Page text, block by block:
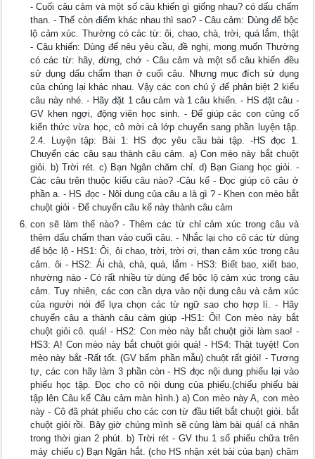
- Cuối câu cảm và một số câu khiến gì giống nhau? có dấu chấm
than. - Thế còn điểm khác nhau thì sao? - Câu cảm: Dùng để bộc
lộ cảm xúc. Thường có các từ: ôi, chao, chà, trời, quá lắm, thật
- Câu khiến: Dùng để nêu yêu cầu, đề nghị, mong muốn Thường
có các từ: hãy, đừng, chớ - Câu cảm và một số câu khiến đều
sử dụng dấu chấm than ở cuối câu. Nhưng mục đích sử dụng
của chúng lại khác nhau. Vậy các con chú ý để phân biệt 2 kiểu
câu này nhé. - Hãy đặt 1 câu cảm và 1 câu khiến. - HS đặt câu -
GV khen ngợi, động viên học sinh. - Để giúp các con củng cố
kiến thức vừa học, cô mời cả lớp chuyển sang phần luyện tập.
2.4. Luyện tập: Bài 1: HS đọc yêu cầu bài tập. -HS đọc 1.
Chuyển các câu sau thành câu cảm. a) Con mèo này bắt chuột
giỏi. b) Trời rét. c) Bạn Ngân chăm chỉ. d) Bạn Giang học giỏi. -
Các câu trên thuộc kiểu câu nào? -Câu kể - Đọc giúp cô câu ở
phần a. - HS đọc - Nội dung của câu a là gì ? - Khen con mèo bắt
chuột giỏi - Để chuyển câu kể này thành câu cảm
con sẽ làm thế nào? - Thêm các từ chỉ cảm xúc trong câu và
thêm dấu chấm than vào cuối câu. - Nhắc lại cho cô các từ dùng
để bộc lộ - HS1: Ôi, ôi chao, trời, trời ơi, than cảm xúc trong câu
cảm. ôi - HS2: Ái chà, chà, quá, lắm - HS3: Biết bao, xiết bao,
nhường nào - Có rất nhiều từ dùng để bộc lộ cảm xúc trong câu
cảm. Tuy nhiên, các con cần dựa vào nội dung câu và cảm xúc
của người nói để lựa chọn các từ ngữ sao cho hợp lí. - Hãy
chuyển câu a thành câu cảm giúp -HS1: Ôi! Con mèo này bắt
chuột giỏi cô. quá! - HS2: Con mèo này bắt chuột giỏi làm sao! -
HS3: A! Con mèo này bắt chuột giỏi quá! - HS4: Thật tuyệt! Con
mèo này bắt -Rất tốt. (GV bấm phần mẫu) chuột rất giỏi! - Tương
tự, các con hãy làm 3 phần còn - HS đọc nội dung phiếu lại vào
phiếu học tập. Đọc cho cô nội dung của phiếu.(chiếu phiếu bài
tập lên Câu kể Câu cảm màn hình.) a) Con mèo này A, con mèo
này - Cô đã phát phiếu cho các con từ đầu tiết bắt chuột giỏi. bắt
chuột giỏi rồi. Bây giờ chúng mình sẽ cùng làm bài quá! cá nhân
trong thời gian 2 phút. b) Trời rét - GV thu 1 số phiếu chữa trên
máy chiếu c) Bạn Ngân hắt. (cho HS nhận xét bài của bạn) chăm